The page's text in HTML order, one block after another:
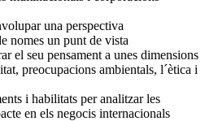
una perspectiva
nomes un punt de vista
el seu pensament a unes dimensions
preocupacions ambientals, l´ètica i
i habilitats per analitzar les
en els negocis internacionals